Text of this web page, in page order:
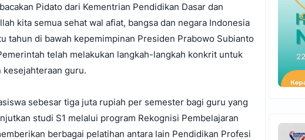
Pidato dari Kementrian Pendidikan Dasar dan
kita semua sehat wal afiat, bangsa dan negara Indonesia
tahun di bawah kepemimpinan Presiden Prabowo Subianto
telah melakukan langkah-langkah konkrit untuk
guru.
sebesar tiga juta rupiah per semester bagi guru yang
studi S1 melalui program Rekognisi Pembelajaran
berbagai pelatihan antara lain Pendidikan Profesi